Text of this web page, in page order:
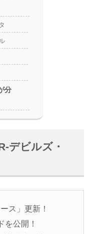
分
デビルズ・
ス」更新！
を公開！